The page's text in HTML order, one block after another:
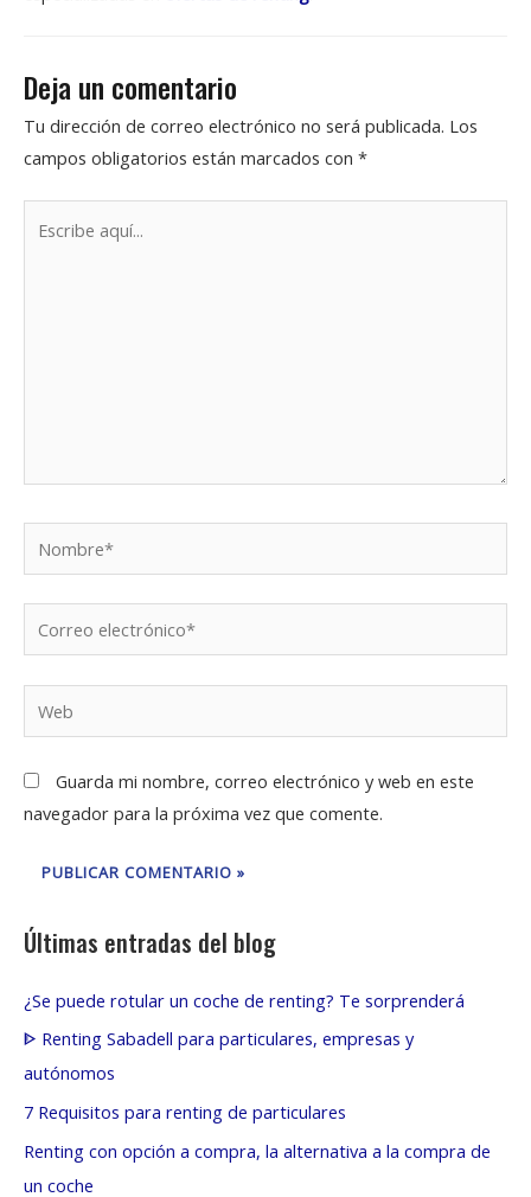
Deja un comentario
Tu dirección de correo electrónico no será publicada. Los
campos obligatorios están marcados con *
electrónico*
Guarda mi nombre, correo electrónico y web en este
navegador para la próxima vez que comente.
Últimas entradas del blog
¿Se puede rotular un coche de renting? Te sorprenderá
ᐈ Renting Sabadell para particulares, empresas y
autónomos
7 Requisitos para renting de particulares
Renting con opción a compra, la alternativa a la compra de
un coche